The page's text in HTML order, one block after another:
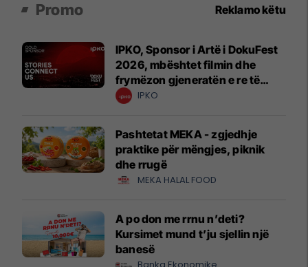
Promo Reklamo këtu
IPKO, Sponsor i Artë i DokuFest
2026, mbështet filmin dhe
frymëzon gjeneratën e re të
krijuesve
IPKO
Pashtetat MEKA - zgjedhje
praktike për mëngjes, piknik
dhe rrugë
MEKA HALAL FOOD
A po don me rrnu n’deti?
Kursimet mund t’ju sjellin një
banesë